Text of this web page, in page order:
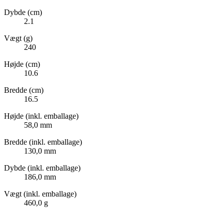
Dybde (cm)
2.1
Vægt (g)
240
Højde (cm)
10.6
Bredde (cm)
16.5
Højde (inkl. emballage)
58,0 mm
Bredde (inkl. emballage)
130,0 mm
Dybde (inkl. emballage)
186,0 mm
Vægt (inkl. emballage)
460,0 g